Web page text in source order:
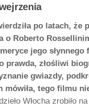
po latach, że
o Roberto
jego słynnego
prawda, złośliwi
gwiazdy,
mówiła, tego filmu
Włocha zrobiło